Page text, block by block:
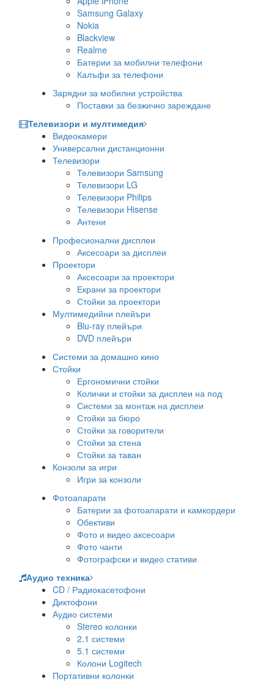
Samsung Galaxy
Nokia
Blackview
Realme
Батерии за мобилни телефони
Калъфи за телефони
Зарядни за мобилни устройства
Поставки за безжично зареждане
Телевизори и мултимедия
Видеокамери
Универсални дистанционни
Телевизори
Телевизори Samsung
Телевизори LG
Телевизори Philips
Телевизори Hisense
Антени
Професионални дисплеи
Аксесоари за дисплеи
Проектори
Аксесоари за проектори
Екрани за проектори
Стойки за проектори
Мултимедийни плейъри
Blu-ray плейъри
DVD плейъри
Системи за домашно кино
Стойки
Ергономични стойки
Колички и стойки за дисплеи на под
Системи за монтаж на дисплеи
Стойки за бюро
Стойки за говорители
Стойки за стена
Стойки за таван
Конзоли за игри
Игри за конзоли
Фотоапарати
Батерии за фотоапарати и камкордери
Обективи
Фото и видео аксесоари
Фото чанти
Фотографски и видео стативи
Аудио техника
CD / Радиокасетофони
Диктофони
Аудио системи
Stereo колонки
2.1 системи
5.1 системи
Колони Logitech
Портативни колонки